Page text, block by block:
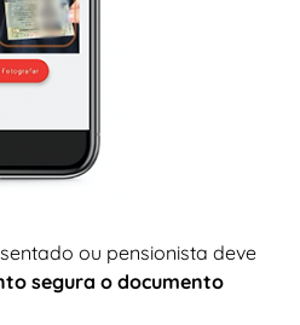
ou pensionista deve
segura o documento